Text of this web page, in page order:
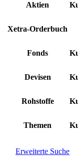
Aktien
Xetra-Orderbuch
Fonds
Devisen
Rohstoffe
Themen
Erweiterte Suche